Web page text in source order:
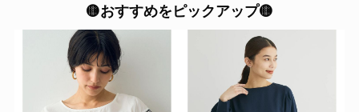
🟡おすすめをピックアップ🟡